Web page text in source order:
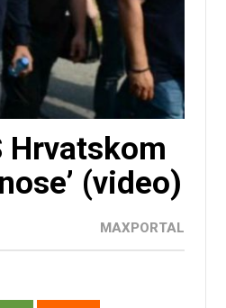
Hrvatskom
(video)
MAXPORTAL